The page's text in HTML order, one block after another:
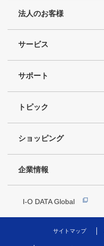
法人のお客様
サービス
サポート
トピック
ショッピング
企業情報
I-O DATA Global
サイトマップ